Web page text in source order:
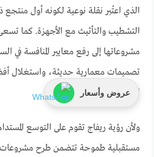
الذي اعتُبر نقلة نوعية لكونه أول
التشطيب والتأثيث مع الأجهزة. كما
مشروعاتها إلى رفع معايير المنافسة في
تصميمات معمارية حديثة، واستغلال
استثمارية قوية لعملائها.
ولأن رؤية ريفاج تقوم على التوسع
مستقبلية طموحة تتضمن طرح
عروض وأسعار